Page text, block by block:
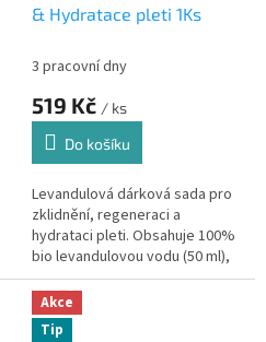
& Hydratace pleti 1Ks
3 pracovní dny
519 Kč / ks
Do košíku
Levandulová dárková sada pro
zklidnění, regeneraci a
hydrataci pleti. Obsahuje 100%
bio levandulovou vodu (50 ml),
hyaluronové sérum (50 ml) a
hydrofilní odličovač (50 ml)....
Akce
Tip